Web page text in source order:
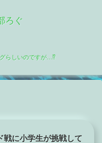
ろぐ
らしいのですが…⁉
戦に小学生が挑戦して